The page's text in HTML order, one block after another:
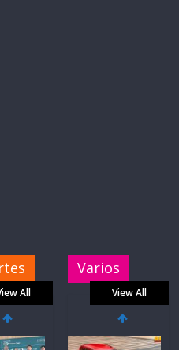
All
Varios
View All